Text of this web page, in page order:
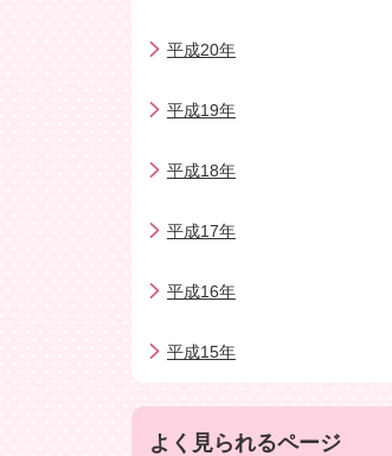
平成20年
平成19年
平成18年
平成17年
平成16年
平成15年
よく見られるページ